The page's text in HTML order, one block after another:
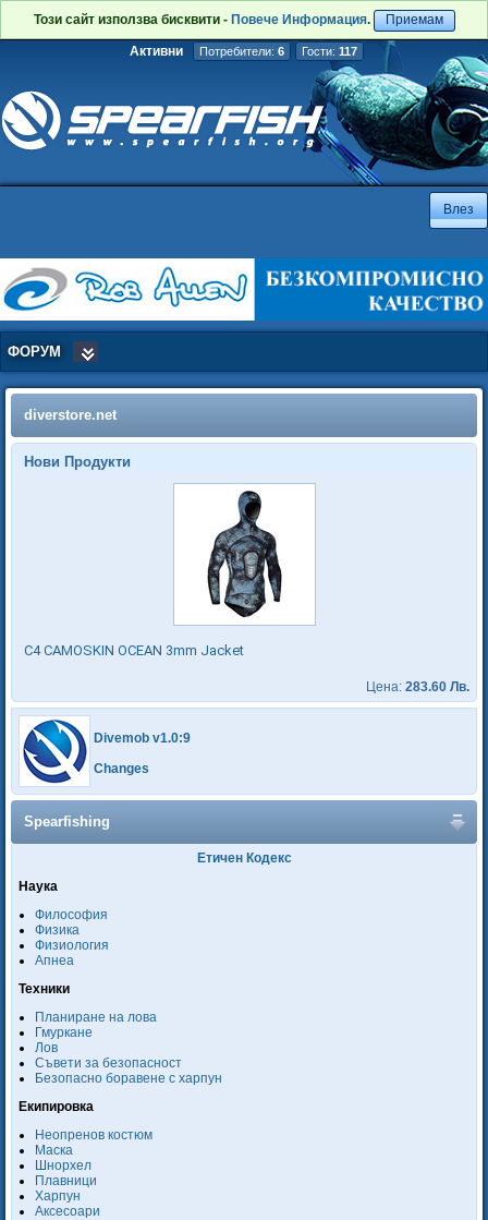
Този сайт използва бисквити - Повече Информация. Приемам
Активни Потребители: 6 Гости: 117
ФОРУМ
diverstore.net
Нови Продукти
C4 CAMOSKIN OCEAN 3mm Jacket
Цена: 283.60 Лв.
Divemob v1.0:9
Changes
Spearfishing
Етичен Кодекс
Наука
Философия
Физика
Физиология
Апнеа
Техники
Планиране на лова
Гмуркане
Лов
Съвети за безопасност
Безопасно боравене с харпун
Екипировка
Неопренов костюм
Маска
Шнорхел
Плавници
Харпун
Аксесоари